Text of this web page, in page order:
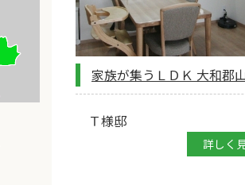
家族が集うＬＤＫ 大和郡
Ｔ様邸
詳しく